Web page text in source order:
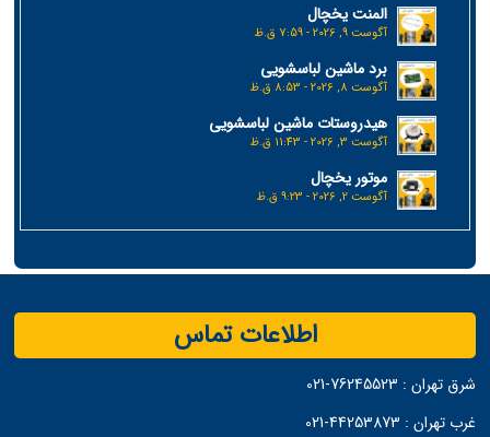
المنت یخچال
آگوست 9, 2026 - 7:59 ق.ظ
برد ماشین لباسشویی
آگوست 8, 2026 - 8:53 ق.ظ
هیدروستات ماشین لباسشویی
آگوست 3, 2026 - 11:43 ق.ظ
موتور یخچال
آگوست 2, 2026 - 9:23 ق.ظ
اطلاعات تماس
شرق تهران : 76245523-021
غرب تهران : 44253873-021